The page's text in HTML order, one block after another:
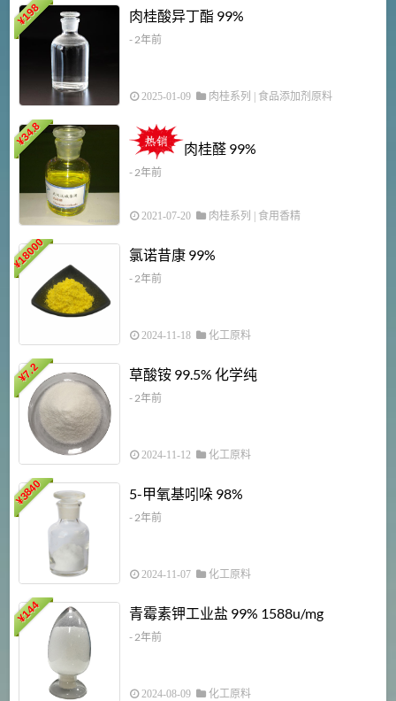
¥
198 肉桂酸异丁酯 99%
- 2年前
2025-01-09 肉桂系列 食品添加剂原料
¥
34.8
肉桂醛 99%
- 2年前
2021-07-20 肉桂系列 食用香精
¥
18000 氯诺昔康 99%
- 2年前
2024-11-18 化工原料
¥
7.2 草酸铵 99.5% 化学纯
- 2年前
2024-11-12 化工原料
¥
3840 5-甲氧基吲哚 98%
- 2年前
2024-11-07 化工原料
¥
144 青霉素钾工业盐 99% 1588u/mg
- 2年前
2024-08-09 化工原料